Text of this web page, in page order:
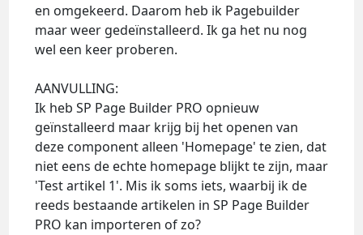
en omgekeerd. Daarom heb ik Pagebuilder
maar weer gedeïnstalleerd. Ik ga het nu nog
wel een keer proberen.
AANVULLING:
Ik heb SP Page Builder PRO opnieuw
geïnstalleerd maar krijg bij het openen van
deze component alleen 'Homepage' te zien, dat
niet eens de echte homepage blijkt te zijn, maar
'Test artikel 1'. Mis ik soms iets, waarbij ik de
reeds bestaande artikelen in SP Page Builder
PRO kan importeren of zo?